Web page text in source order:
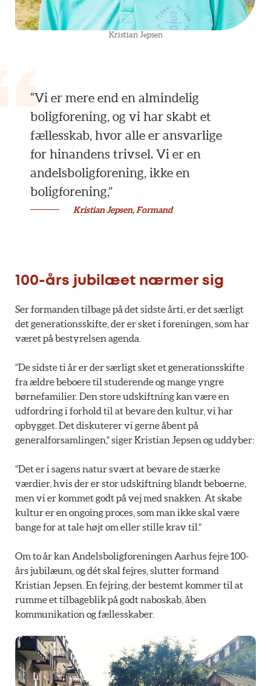
Kristian Jepsen
“Vi er mere end en almindelig
boligforening, og vi har skabt et
fællesskab, hvor alle er ansvarlige
for hinandens trivsel. Vi er en
andelsboligforening, ikke en
boligforening,”
Kristian Jepsen, Formand
100-års jubilæet nærmer sig
Ser formanden tilbage på det sidste årti, er det særligt
det generationsskifte, der er sket i foreningen, som har
været på bestyrelsen agenda.
“De sidste ti år er der særligt sket et generationsskifte
fra ældre beboere til studerende og mange yngre
børnefamilier. Den store udskiftning kan være en
udfordring i forhold til at bevare den kultur, vi har
opbygget. Det diskuterer vi gerne åbent på
generalforsamlingen,“ siger Kristian Jepsen og uddyber:
“Det er i sagens natur svært at bevare de stærke
værdier, hvis der er stor udskiftning blandt beboerne,
men vi er kommet godt på vej med snakken. At skabe
kultur er en ongoing proces, som man ikke skal være
bange for at tale højt om eller stille krav til.“
Om to år kan Andelsboligforeningen Aarhus fejre 100-
års jubilæum, og dét skal fejres, slutter formand
Kristian Jepsen. En fejring, der bestemt kommer til at
rumme et tilbageblik på godt naboskab, åben
kommunikation og fællesskaber.